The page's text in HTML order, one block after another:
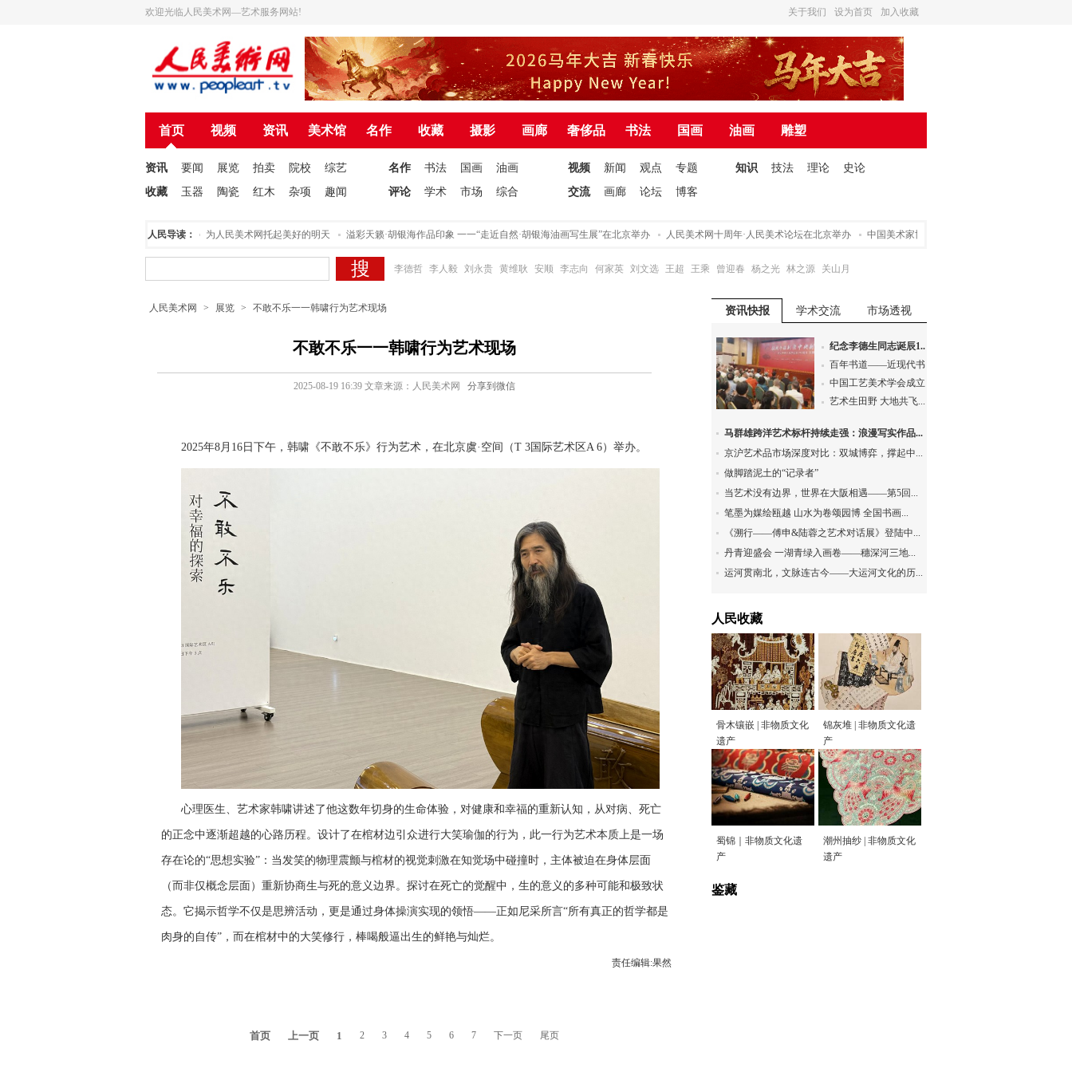
欢迎光临人民美术网—艺术服务网站! 加入收藏
设为首页
关于我们
首页 视频 资讯 美术馆 名作 收藏 摄影 画廊 奢侈品 书法 国画 油画 雕塑
资讯 要闻 展览 拍卖 院校
综艺
收藏
玉器 陶瓷 红木 杂项 趣闻
名作 书法 国画
油画
评论
学术 市场 综合
视频 新闻 观点
专题
交流
画廊 论坛 博客
知识 技法 理论 史论
人民导读：
人民美术创作院揭牌仪式在北京举行 为人民美术网托起美好的明天 溢彩天籁·胡银海作品印象 一一“走近自然·胡银海油画写生展”在北京举办 人民美术网十周年·人民美术论坛在北京举办 中国美术家协会关于申请入会途径的声明
李德哲 李人毅 刘永贵 黄维耿 安顺 李志向 何家英 刘文选 王超 王乘 曾迎春 杨之光 林之源 关山月
人民美术网 > 展览 > 不敢不乐一一韩啸行为艺术现场
不敢不乐一一韩啸行为艺术现场
2025-08-19 16:39 文章来源：人民美术网 分享到微信
2025年8月16日下午，韩啸《不敢不乐》行为艺术，在北京虞·空间（T 3国际艺术区A 6）举办。
心理医生、艺术家韩啸讲述了他这数年切身的生命体验，对健康和幸福的重新认知，从对病、死亡
的正念中逐渐超越的心路历程。设计了在棺材边引众进行大笑瑜伽的行为，此一行为艺术本质上是一场
存在论的“思想实验”：当发笑的物理震颤与棺材的视觉刺激在知觉场中碰撞时，主体被迫在身体层面
（而非仅概念层面）重新协商生与死的意义边界。探讨在死亡的觉醒中，生的意义的多种可能和极致状
态。它揭示哲学不仅是思辨活动，更是通过身体操演实现的领悟——正如尼采所言“所有真正的哲学都是
肉身的自传”，而在棺材中的大笑修行，棒喝般逼出生的鲜艳与灿烂。
责任编辑:果然
首页 上一页 1 2 3 4 5 6 7 下一页 尾页
资讯快报 学术交流 市场透视
纪念李德生同志诞辰1...
百年书道——近现代书...
中国工艺美术学会成立...
艺术生田野 大地共飞...
马群雄跨洋艺术标杆持续走强：浪漫写实作品...
京沪艺术品市场深度对比：双城博弈，撑起中...
做脚踏泥土的“记录者”
当艺术没有边界，世界在大阪相遇——第5回...
笔墨为媒绘瓯越 山水为卷颂园博 全国书画...
《溯行——傅申&陆蓉之艺术对话展》登陆中...
丹青迎盛会 一湖青绿入画卷——穗深河三地...
运河贯南北，文脉连古今——大运河文化的历...
人民收藏
骨木镶嵌 | 非物质文化
遗产
锦灰堆 | 非物质文化遗
产
蜀锦｜非物质文化遗
产
潮州抽纱 | 非物质文化
遗产
鉴藏